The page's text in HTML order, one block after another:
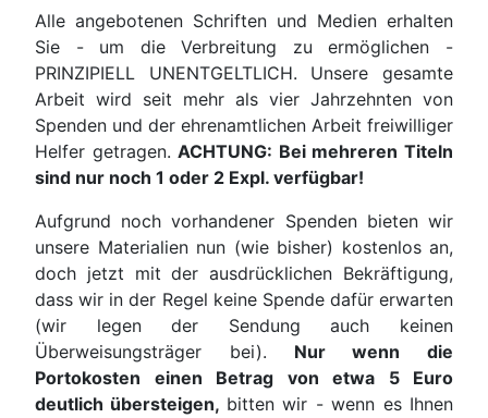
Alle angebotenen Schriften und Medien erhalten
Sie - um die Verbreitung zu ermöglichen -
PRINZIPIELL UNENTGELTLICH. Unsere gesamte
Arbeit wird seit mehr als vier Jahrzehnten von
Spenden und der ehrenamtlichen Arbeit freiwilliger
Helfer getragen.ACHTUNG: Bei mehreren Titeln
sind nur noch 1 oder 2 Expl. verfügbar!
Aufgrund noch vorhandener Spenden bieten wir
unsere Materialien nun (wie bisher) kostenlos an,
doch jetzt mit der ausdrücklichen Bekräftigung,
dass wir in der Regel keine Spende dafür erwarten
(wir legen der Sendung auch keinen
Überweisungsträger bei). Nur wenn die
Portokosten einen Betrag von etwa 5 Euro
deutlich übersteigen, bitten wir - wenn es Ihnen